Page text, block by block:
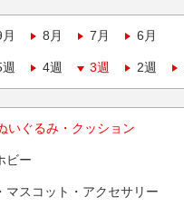
8月 7月 6月
4週 3週 2週
いぐるみ・クッション
ビー
マスコット・アクセサリー